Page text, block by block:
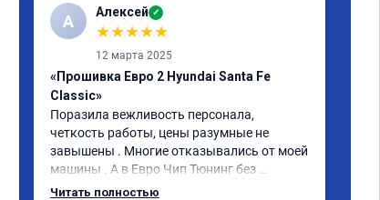
А Алексей ✓
★★★★★
12 марта 2025
«Прошивка Евро 2 Hyundai Santa Fe
Classic»
Поразила вежливость персонала,
четкость работы, цены разумные не
завышены . Многие отказывались от моей
машины . А в Евро Чип Тюнинг без
проблем прошили мою машину.
Читать полностью